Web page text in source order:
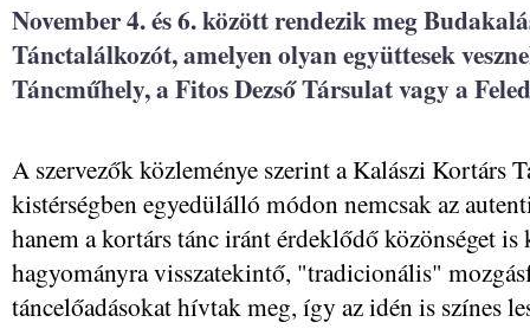
November 4. és 6. között rendezik meg
Tánctalálkozót, amelyen olyan együttesek
Táncműhely, a Fitos Dezső Társulat vagy a
A szervezők közleménye szerint a Kalászi Kortárs
kistérségben egyedülálló módon nemcsak az
hanem a kortárs tánc iránt érdeklődő közönséget
hagyományra visszatekintő, "tradicionális"
táncelőadásokat hívtak meg, így az idén is színes